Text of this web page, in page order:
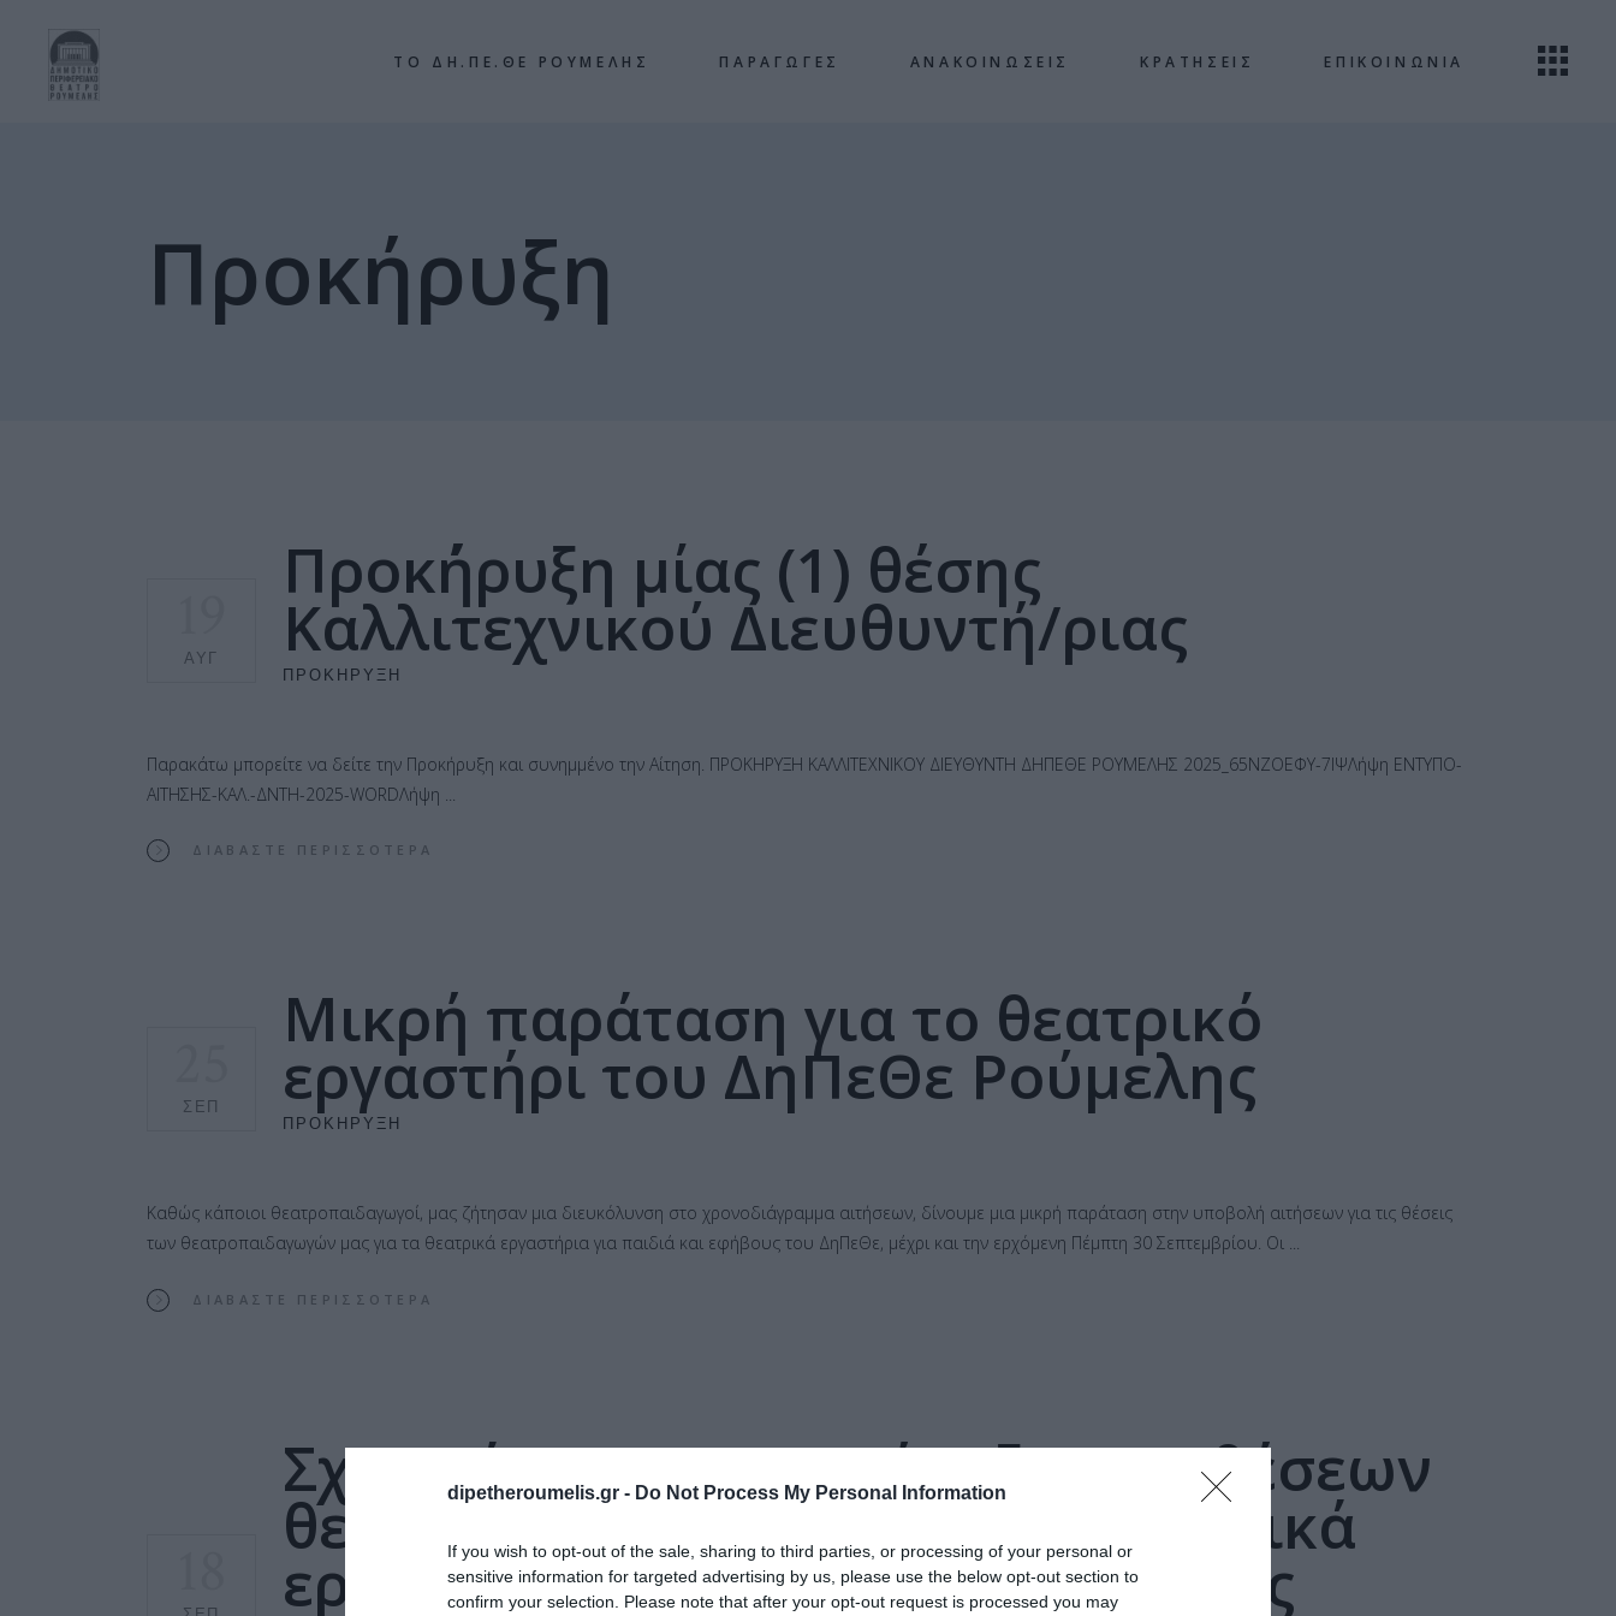
dipetheroumelis.gr - Do Not Process My Personal Information
If you wish to opt-out of the sale, sharing to third parties, or processing of your personal or
sensitive information for targeted advertising by us, please use the below opt-out section to
confirm your selection. Please note that after your opt-out request is processed you may
ΤΟ ΔΗ.ΠΕ.ΘΕ ΡΟΥΜΕΛΗΣ ΠΑΡΑΓΩΓΕΣ ΑΝΑΚΟΙΝΩΣΕΙΣ ΚΡΑΤΗΣΕΙΣ ΕΠΙΚΟΙΝΩΝΙΑ
Προκήρυξη
ΑΥΓ
Προκ΄ήρυξη μίας (1) θέσης
Καλλιτεχνικού Διευθυντή/ριας
ΠΡΟΚΉΡΥΞΗ
Παρακάτω μπορείτε να δείτε την Προκήρυξη και συνημμένο την Αίτηση. ΠΡΟΚΗΡΥΞΗ ΚΑΛΛΙΤΕΧΝΙΚΟΥ ΔΙΕΥΘΥΝΤΗ ΔΗΠΕΘΕ ΡΟΥΜΕΛΗΣ 2025_65ΝΖΟΕΦΥ-7ΙΨΛήψη ΕΝΤΥΠΟ-
ΑΙΤΗΣΗΣ-ΚΑΛ.-ΔΝΤΗ-2025-WORDΛήψη
ΔΙΑΒΆΣΤΕ ΠΕΡΙΣΣΌΤΕΡΑ
ΣΕΠ
Μικρή παράταση για το θεατρικό
εργαστήρι του ΔηΠεΘε Ρούμελης
ΠΡΟΚΉΡΥΞΗ
Καθώς κάποιοι θεατροπαιδαγωγοί, μας ζήτησαν μια διευκόλυνση στο χρονοδιάγραμμα αιτήσεων, δίνουμε μια μικρή παράταση στην υποβολή αιτήσεων για τις θέσεις
των θεατροπαιδαγωγών μας για τα θεατρικά εργαστήρια για παιδιά και εφήβους του ΔηΠεΘε, μέχρι και την ερχόμενη Πέμπτη 30 Σεπτεμβρίου. Οι
ΔΙΑΒΆΣΤΕ ΠΕΡΙΣΣΌΤΕΡΑ
Σχετικά με την προκήρυξη των θέσεων
θεατροπαιδαγωγών για τα Θεατρικά
εργαστήρια του ΔηΠεΘε Ρούμελης